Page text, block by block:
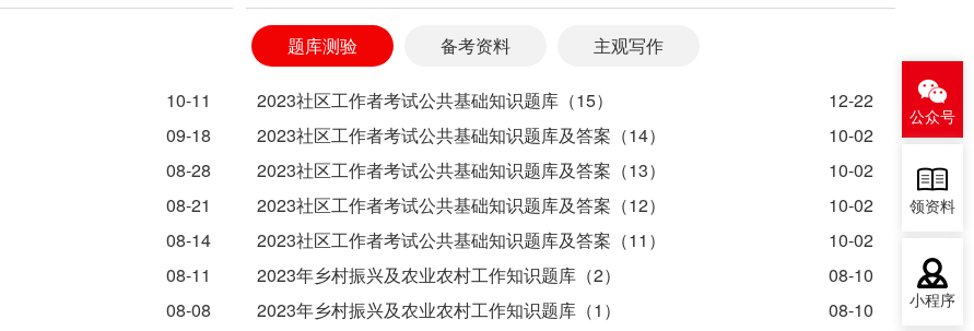
10-11
09-18
08-28
08-21
08-14
08-11
08-08
题库测验 备考资料 主观写作
2023社区工作者考试公共基础知识题库（15）
12-22
2023社区工作者考试公共基础知识题库及答案（14）
10-02
2023社区工作者考试公共基础知识题库及答案（13）
10-02
2023社区工作者考试公共基础知识题库及答案（12）
10-02
2023社区工作者考试公共基础知识题库及答案（11）
10-02
2023年乡村振兴及农业农村工作知识题库（2）
08-10
2023年乡村振兴及农业农村工作知识题库（1）
08-10
公众号
领资料
小程序